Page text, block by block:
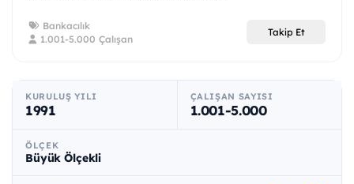
Bankacılık
1.001-5.000 Çalışan
Takip Et
KURULUŞ YILI
1991
ÇALIŞAN SAYISI
1.001-5.000
ÖLÇEK
Büyük Ölçekli